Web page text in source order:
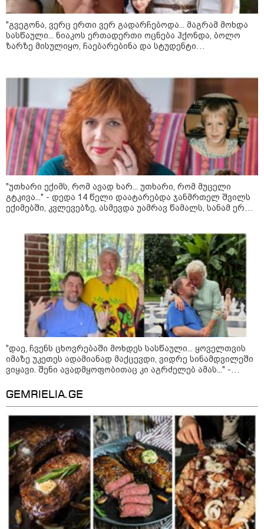
09:36 / 08-08-2026
"ბავშვობიდან ასე ვარ..
ფანატიკურად ვარ შეყვარებული
საქართველოზე" - გაიცანით
მარტინ გუიმჯიანი, ქართულ
ენასა და საქართველოზე
23:15 / 07-08-2026
ამოუცნობი ანომალიური
მოვლენები - ტრამპის
ადმინისტრაციამ “UFO”- ს
ფაილების მორიგი პაკეტი
გამოაქვეყნა
22:30 / 07-08-2026
ინტერნეტში ამაღელვებელი
კადრები ვრცელდება - როგორ
გადაარჩინა 56 წლის კაცმა
კატეგორიის ყველა სიახლე
"არის პოლარიზაციის კიდევ უფრო
გაღრმავების საფრთხე და ...“
"გონებაში ვალაგებდი, ეს ამბავი
პირველად ვისთვის მეთქვა, ვის
უნდა ჩავექოლე“
"ძალიან მძიმეა ჩემთვის ის, რაც
ახლა გითხარით“
"გვეგონა, ვერც ერთი ვერ გადარჩებოდა... მაგრამ მოხდა
სასწაული... ნიაკოს ერთადერთი ოცნება ჰქონდა, ბოლო
ზარზე მისულიყო, ჩაებარებინა და სტუდენტი
"უთხარი ექიმს, რომ ავად ხარ... უთხარი, რომ მუცელი
გტკივა..." - დედა 14 წელი დაატარებდა ჯანმრთელ შვილს
ექიმებში, კვლევებზე, ასმევდა უამრავ წამალს, სანამ ერთ
"დაე, ჩვენს ცხოვრებაში მოხდეს სასწაული... ყოველთვის
იმაზე უკეთეს ადამიანად მაქცევდი, ვიდრე სინამდვილეში
ვიყავი. შენი ავადმყოფობითაც კი აგრძელებ ამას..." -
GEMRIELIA.GE